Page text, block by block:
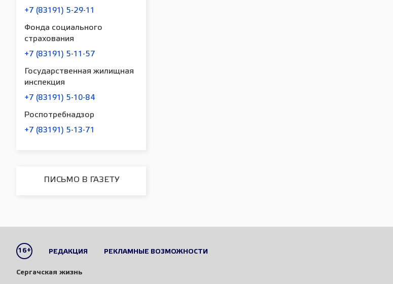
+7 (83191) 5-29-11
Фонда социального
страхования
+7 (83191) 5-11-57
Государственная жилищная
инспекция
+7 (83191) 5-10-84
Роспотребнадзор
+7 (83191) 5-13-71
ПИСЬМО В ГАЗЕТУ
16+ РЕДАКЦИЯ РЕКЛАМНЫЕ ВОЗМОЖНОСТИ
Сергачская жизнь